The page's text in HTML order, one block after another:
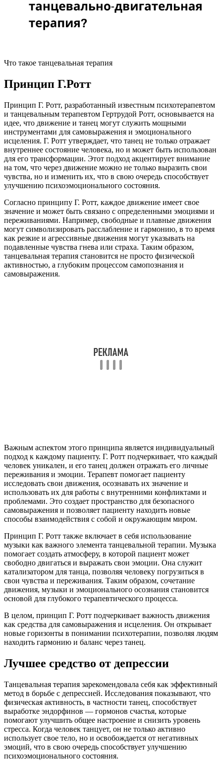
Что такое танцевальная терапия
Принцип Г.Ротт
Принцип Г. Ротт, разработанный известным психотерапевтом
и танцевальным терапевтом Гертрудой Ротт, основывается на
идее, что движение и танец могут служить мощными
инструментами для самовыражения и эмоционального
исцеления. Г. Ротт утверждает, что танец не только отражает
внутреннее состояние человека, но и может быть использован
для его трансформации. Этот подход акцентирует внимание
на том, что через движение можно не только выразить свои
чувства, но и изменить их, что в свою очередь способствует
улучшению психоэмоционального состояния.
Согласно принципу Г. Ротт, каждое движение имеет свое
значение и может быть связано с определенными эмоциями и
переживаниями. Например, свободные и плавные движения
могут символизировать расслабление и гармонию, в то время
как резкие и агрессивные движения могут указывать на
подавленные чувства гнева или страха. Таким образом,
танцевальная терапия становится не просто физической
активностью, а глубоким процессом самопознания и
самовыражения.
Важным аспектом этого принципа является индивидуальный
подход к каждому пациенту. Г. Ротт подчеркивает, что каждый
человек уникален, и его танец должен отражать его личные
переживания и эмоции. Терапевт помогает пациенту
исследовать свои движения, осознавать их значение и
использовать их для работы с внутренними конфликтами и
проблемами. Это создает пространство для безопасного
самовыражения и позволяет пациенту находить новые
способы взаимодействия с собой и окружающим миром.
Принцип Г. Ротт также включает в себя использование
музыки как важного элемента танцевальной терапии. Музыка
помогает создать атмосферу, в которой пациент может
свободно двигаться и выражать свои эмоции. Она служит
катализатором для танца, позволяя человеку погрузиться в
свои чувства и переживания. Таким образом, сочетание
движения, музыки и эмоционального осознания становится
основой для глубокого терапевтического процесса.
В целом, принцип Г. Ротт подчеркивает важность движения
как средства для самовыражения и исцеления. Он открывает
новые горизонты в понимании психотерапии, позволяя людям
находить гармонию и баланс через танец.
Лучшее средство от депрессии
Танцевальная терапия зарекомендовала себя как эффективный
метод в борьбе с депрессией. Исследования показывают, что
физическая активность, в частности танец, способствует
выработке эндорфинов — гормонов счастья, которые
помогают улучшить общее настроение и снизить уровень
стресса. Когда человек танцует, он не только активно
использует свое тело, но и освобождается от негативных
эмоций, что в свою очередь способствует улучшению
психоэмоционального состояния.